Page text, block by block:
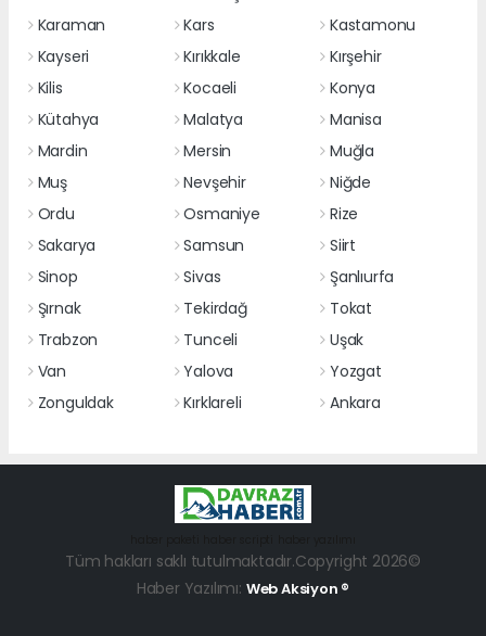
Karaman
Kars
Kastamonu
Kayseri
Kırıkkale
Kırşehir
Kilis
Kocaeli
Konya
Kütahya
Malatya
Manisa
Mardin
Mersin
Muğla
Muş
Nevşehir
Niğde
Ordu
Osmaniye
Rize
Sakarya
Samsun
Siirt
Sinop
Sivas
Şanlıurfa
Şırnak
Tekirdağ
Tokat
Trabzon
Tunceli
Uşak
Van
Yalova
Yozgat
Zonguldak
Kırklareli Ankara
Tüm hakları saklı tutulmaktadır.Copyright 2026©
Haber Yazılımı: Web Aksiyon ®